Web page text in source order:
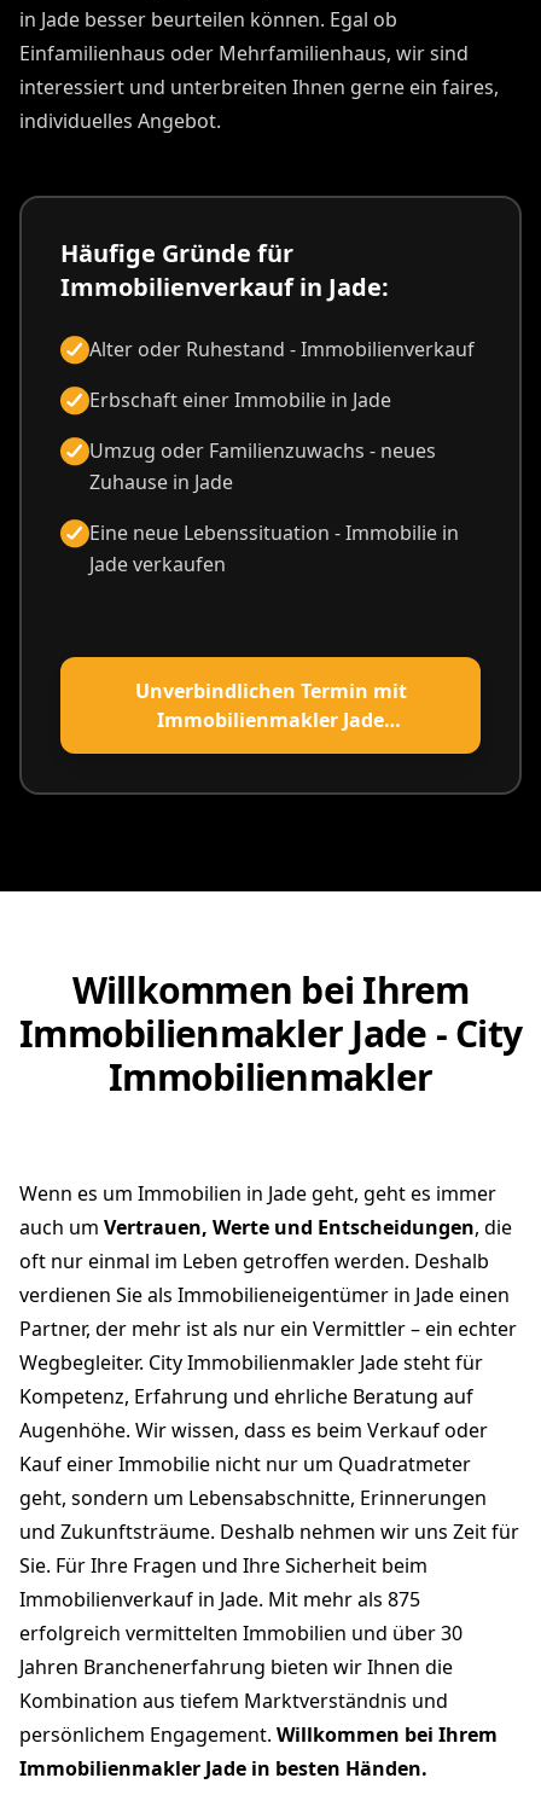
in Jade besser beurteilen können. Egal ob
Einfamilienhaus oder Mehrfamilienhaus, wir sind
interessiert und unterbreiten Ihnen gerne ein faires,
individuelles Angebot.
Häufige Gründe für
Immobilienverkauf in Jade:
Alter oder Ruhestand - Immobilienverkauf
Erbschaft einer Immobilie in Jade
Umzug oder Familienzuwachs - neues
Zuhause in Jade
Eine neue Lebenssituation - Immobilie in
Jade verkaufen
Unverbindlichen Termin mit
Immobilienmakler Jade
vereinbaren
Willkommen bei Ihrem
Immobilienmakler Jade - City
Immobilienmakler
Wenn es um Immobilien in Jade geht, geht es immer
auch um Vertrauen, Werte und Entscheidungen, die
oft nur einmal im Leben getroffen werden. Deshalb
verdienen Sie als Immobilieneigentümer in Jade einen
Partner, der mehr ist als nur ein Vermittler – ein echter
Wegbegleiter. City Immobilienmakler Jade steht für
Kompetenz, Erfahrung und ehrliche Beratung auf
Augenhöhe. Wir wissen, dass es beim Verkauf oder
Kauf einer Immobilie nicht nur um Quadratmeter
geht, sondern um Lebensabschnitte, Erinnerungen
und Zukunftsträume. Deshalb nehmen wir uns Zeit für
Sie. Für Ihre Fragen und Ihre Sicherheit beim
Immobilienverkauf in Jade. Mit mehr als 875
erfolgreich vermittelten Immobilien und über 30
Jahren Branchenerfahrung bieten wir Ihnen die
Kombination aus tiefem Marktverständnis und
persönlichem Engagement. Willkommen bei Ihrem
Immobilienmakler Jade in besten Händen.